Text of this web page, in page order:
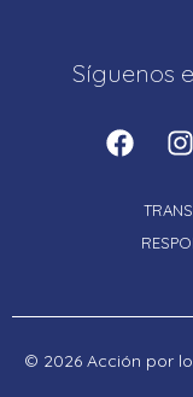
Síguenos
© 2026 Acción por